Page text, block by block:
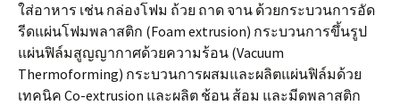
ใส่อาหาร เช่น กล่องโฟม ถ้วย ถาด จาน ด้วยกระบวนการอัด
รีดแผ่นโฟมพลาสติก (Foam extrusion) กระบวนการขึ้นรูป
แผ่นฟิล์มสูญญากาศด้วยความร้อน (Vacuum
Thermoforming) กระบวนการผสมและผลิตแผ่นฟิล์มด้วย
เทคนิค Co-extrusion และผลิต ช้อน ส้อม และมีดพลาสติก